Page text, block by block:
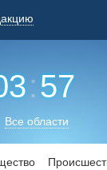
:57
Все области